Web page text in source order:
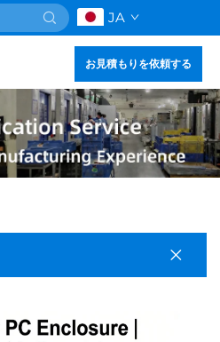
JA
お見積もりを依頼する